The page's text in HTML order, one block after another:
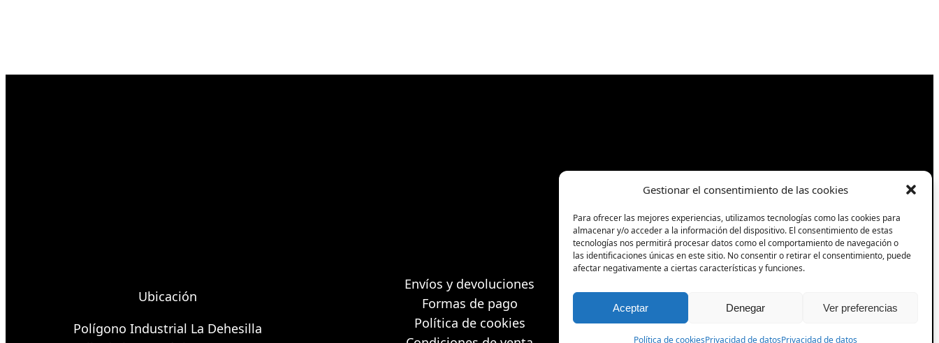
Gestionar el consentimiento de las cookies
Para ofrecer las mejores experiencias, utilizamos tecnologías como las cookies para
almacenar y/o acceder a la información del dispositivo. El consentimiento de estas
tecnologías nos permitirá procesar datos como el comportamiento de navegación o
las identificaciones únicas en este sitio. No consentir o retirar el consentimiento, puede
afectar negativamente a ciertas características y funciones.
Aceptar Denegar Ver preferencias
Política de cookiesPrivacidad de datosPrivacidad de datos
Ubicación
Polígono Industrial La Dehesilla
Envíos y devoluciones
Formas de pago
Política de cookies